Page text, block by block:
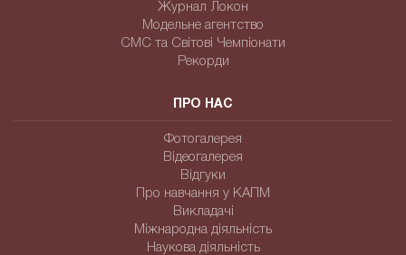
Журнал Локон
Модельне агентство
СМС та Світові Чемпіонати
Рекорди
ПРО НАС
Фотогалерея
Відеогалерея
Відгуки
Про навчання у КАПМ
Викладачі
Міжнародна діяльність
Наукова діяльність